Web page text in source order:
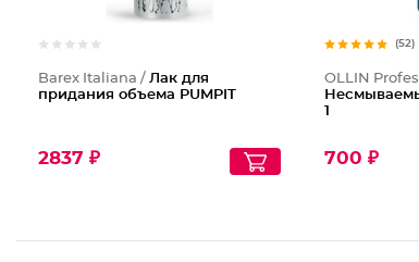
Barex Italiana / Лак для
придания объема PUMPIT
2837 ₽
(52)
OLLIN
1
700 ₽